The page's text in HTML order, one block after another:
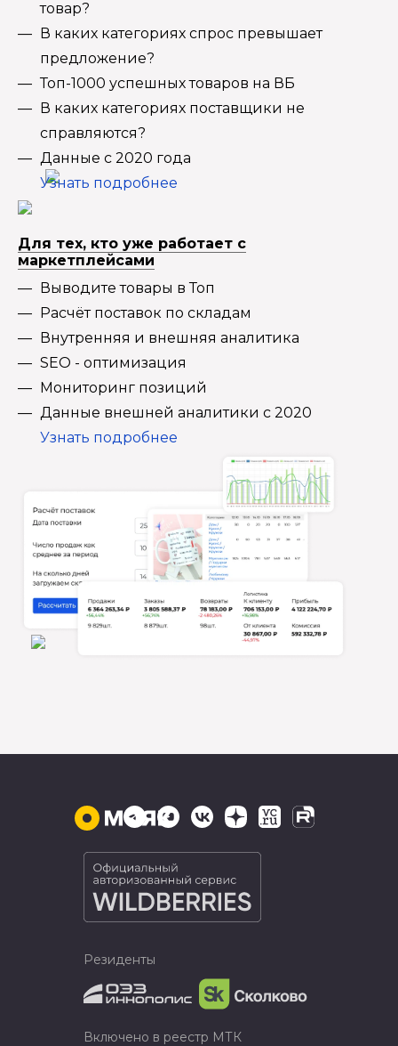
товар?
В каких категориях спрос превышает
предложение?
Топ-1000 успешных товаров на ВБ
В каких категориях поставщики не
справляются?
Данные с 2020 года
Узнать подробнее
Для тех, кто уже работает с
маркетплейсами
Выводите товары в Топ
Расчёт поставок по складам
Внутренняя и внешняя аналитика
SEO - оптимизация
Мониторинг позиций
Данные внешней аналитики с 2020
Узнать подробнее
Резиденты
Включено в реестр МТК